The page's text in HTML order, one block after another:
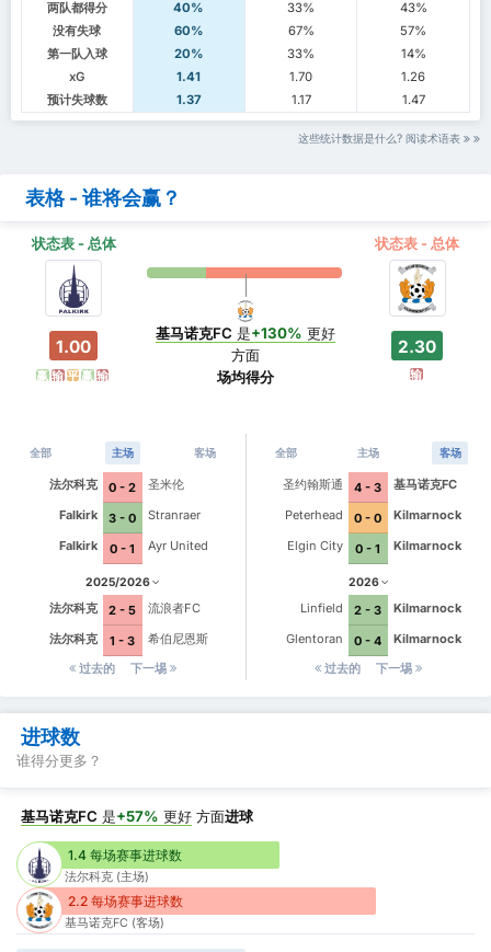
两队都得分
40% 33%
43%
没有失球
60% 67%
57%
第一队入球
20% 33%
14%
xG
1.41 1.70
1.26
预计失球数
1.37 1.17 1.47
这些统计数据是什么? 阅读术语表
表格 - 谁将会赢？
状态表 - 总体 状态表 - 总体
1.00
赢 输 平赢 输
基马诺克FC 是+130% 更好
方面
场均得分
2.30
输
全部 主场 客场
法尔科克 0 - 2
圣米伦
Falkirk
3 - 0
Stranraer
Falkirk
0 - 1 Ayr United
2025/2026
法尔科克 2 - 5
流浪者FC
法尔科克
1 - 3
希伯尼恩斯
过去的
下一埸
全部 主场 客场
圣约翰斯通 4 - 3
基马诺克FC
Peterhead
0 - 0
Kilmarnock
Elgin City
0 - 1 Kilmarnock
2026
Linfield 2 - 3
Kilmarnock
Glentoran
0 - 4
Kilmarnock
过去的
下一埸
进球数
谁得分更多？
基马诺克FC 是+57% 更好 方面进球
1.4 每场赛事进球数
法尔科克 (主场)
2.2 每场赛事进球数
基马诺克FC (客场)